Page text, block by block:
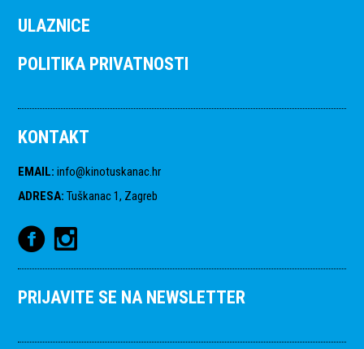
ULAZNICE
POLITIKA PRIVATNOSTI
KONTAKT
EMAIL: info@kinotuskanac.hr
ADRESA: Tuškanac 1, Zagreb
PRIJAVITE SE NA NEWSLETTER